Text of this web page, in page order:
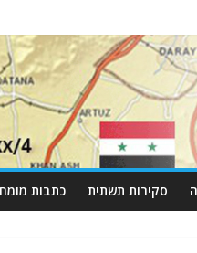
סקירות תשתית כתבות